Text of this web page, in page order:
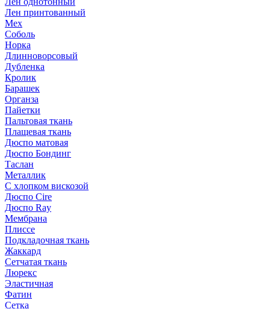
Лен принтованный
Мех
Соболь
Норка
Длинноворсовый
Дубленка
Кролик
Барашек
Органза
Пайетки
Пальтовая ткань
Плащевая ткань
Дюспо матовая
Дюспо Бондинг
Таслан
Металлик
С хлопком вискозой
Дюспо Cire
Дюспо Ray
Мембрана
Плиссе
Подкладочная ткань
Жаккард
Сетчатая ткань
Люрекс
Эластичная
Фатин
Сетка